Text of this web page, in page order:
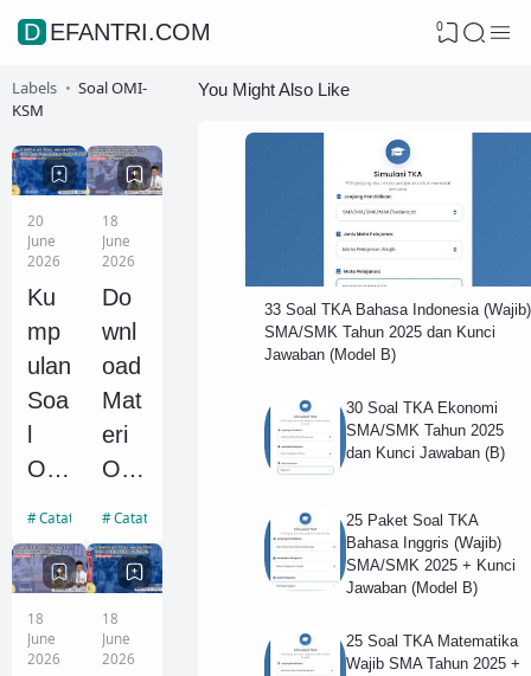
DEFANTRI.COM 0
Labels
Soal OMI-
KSM
20
June
2026
Ku
mp
ulan
Soa
OS
IPS
SM
Ting
Catatan IPS
18
June
2026
Do
wnl
oad
Mat
eri
OS
Eko
no
SM
Catatan Ekonomi
18
June
2026
18
June
2026
You Might Also Like
33 Soal TKA Bahasa Indonesia (Wajib)
SMA/SMK Tahun 2025 dan Kunci
Jawaban (Model B)
30 Soal TKA Ekonomi
SMA/SMK Tahun 2025
dan Kunci Jawaban (B)
25 Paket Soal TKA
Bahasa Inggris (Wajib)
SMA/SMK 2025 + Kunci
Jawaban (Model B)
25 Soal TKA Matematika
Wajib SMA Tahun 2025 +